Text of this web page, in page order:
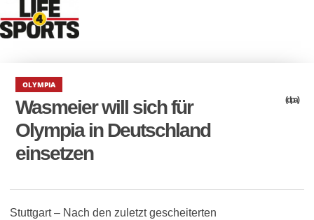
OLYMPIA
Wasmeier will sich für
Olympia in Deutschland
einsetzen
(dpa)
Stuttgart – Nach den zuletzt gescheiterten